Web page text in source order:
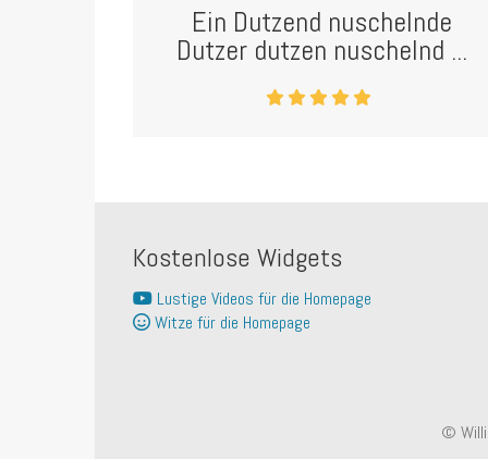
Ein Dutzend nuschelnde
Dutzer dutzen nuschelnd ...
Kostenlose Widgets
Lustige Videos für die Homepage
Witze für die Homepage
©